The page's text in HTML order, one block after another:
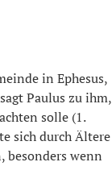
in Ephesus,
Paulus zu ihm,
solle (1.
sich durch Ältere
besonders wenn